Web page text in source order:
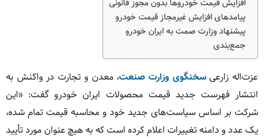
افزایش قیمت خودروها بدون مجوز قانونی
پیامدهای افزایش غیرمجاز قیمت خودرو
پیشنهاد وزارت صمت به ایران خودرو
جمع‌بندی
عزت‌اله زارعیسخنگوی وزارت صنعت، معدن و تجارت در واکنش به
انتشار فهرست جدید قیمت محصولات ایران خودرو گفت: «این
شرکت بر اساس سیاست‌های جدید خود و محاسبه قیمت تمام شده،
یک عدد و دامنه تغییرات اعلام کرده است که به هیچ عنوان مورد تأیید